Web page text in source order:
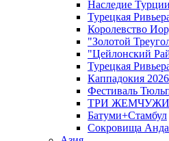
Наследие Турции
Турецкая
Королевство
"Золотой
"Цейлонский
Турецкая
Каппадокия 2026
Фестиваль
ТРИ
Батуми+Стамбул
Сокровища